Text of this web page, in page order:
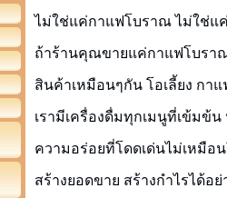
ไม่ใช่แค่กาแฟโบราณ ไม่ใช่แ
ถ้าร้านคุณขายแค่กาแฟโบรา
สินค้าเหมือนๆกัน โอเลี้ยง กา
เรามีเครื่องดื่มทุกเมนูที่เข้มข้
ความอร่อยที่โดดเด่นไม่เหมือ
สร้างยอดขาย สร้างกำไรได้อ